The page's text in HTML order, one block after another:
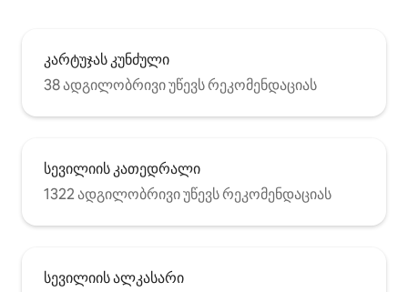
კარტუჯას კუნძული
38 ადგილობრივი უწევს რეკომენდაციას
სევილიის კათედრალი
1322 ადგილობრივი უწევს რეკომენდაციას
სევილიის ალკასარი